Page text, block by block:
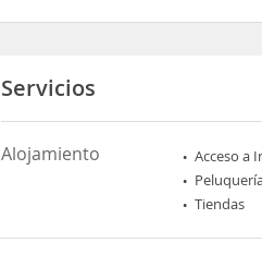
Servicios
Alojamiento Acceso a
Tiendas